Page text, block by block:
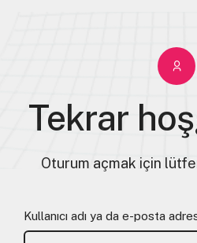
Tekrar
Oturum açmak için
Kullanıcı adı ya da e-posta